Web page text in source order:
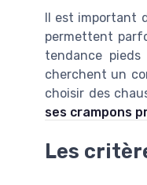
Il est important
permettent
tendance
cherchent un
choisir des
ses crampons
Les